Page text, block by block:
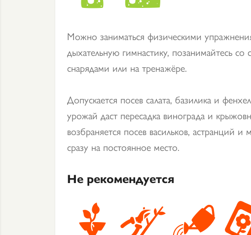
Можно заниматься физическими
дыхательную гимнастику, позанимайтесь со
снарядами или на тренажёре.
Допускается посев салата, базилика и
урожай даст пересадка винограда и
возбраняется посев васильков, астранций и
сразу на постоянное место.
Не рекомендуется